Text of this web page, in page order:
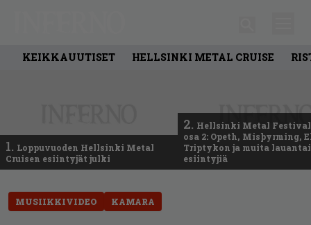
KEIKKAUUTISET HELLSINKI METAL CRUISE
1. Loppuvuoden Hellsinki Metal
Cruisen esiintyjät julki
2. Hellsinki Metal
osa 2: Opeth, Misþyrming,
Triptykon ja muita
esiintyjiä
MUSIIKKIVIDEO KAMARA